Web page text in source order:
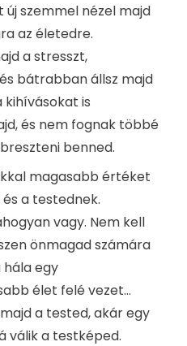
szemmel nézel majd
az életedre.
a stresszt,
bátrabban állsz majd
kihívásokat is
és nem fognak többé
benned.
magasabb értéket
a testednek.
vagy. Nem kell
önmagad számára
egy
élet felé vezet…
a tested, akár egy
válik a testképed.